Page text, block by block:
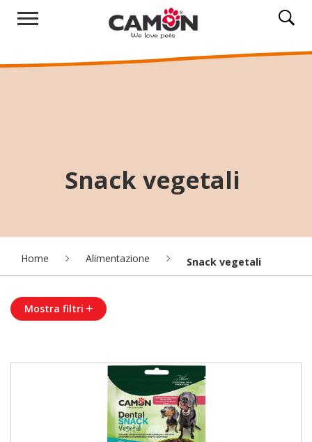
Snack vegetali
Home Alimentazione Snack vegetali
Mostra filtri